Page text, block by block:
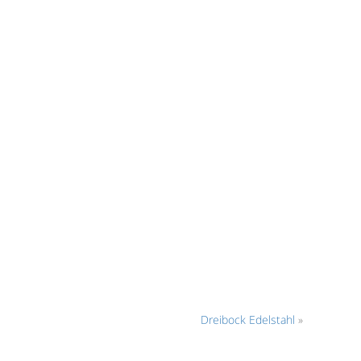
Dreibock Edelstahl »